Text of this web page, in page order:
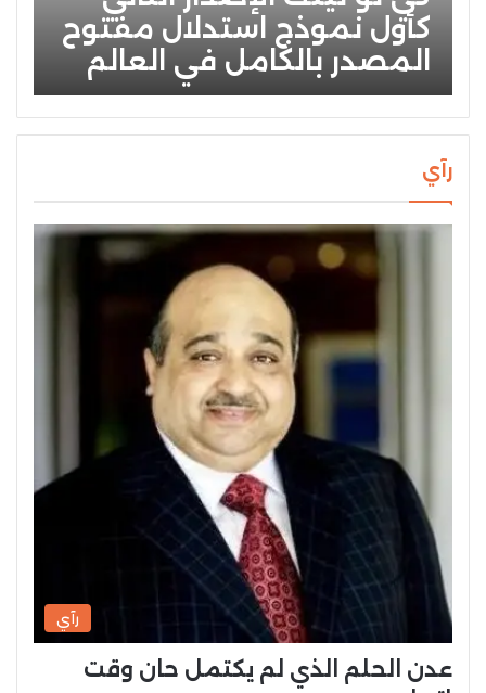
كأول نموذج استدلال مفتوح
المصدر بالكامل في العالم
رآي
رآي
عدن الحلم الذي لم يكتمل حان وقت